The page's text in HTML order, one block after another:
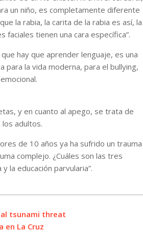
un niño, es completamente diferente
la rabia, la carita de la rabia es así, la
tienen una cara específica”.
hay que aprender lenguaje, es una
la vida moderna, para el bullying,
y en cuanto al apego, se trata de
adultos.
de 10 años ya ha sufrido un trauma
complejo. ¿Cuáles son las tres
la educación parvularia”.
tsunami threat
en La Cruz